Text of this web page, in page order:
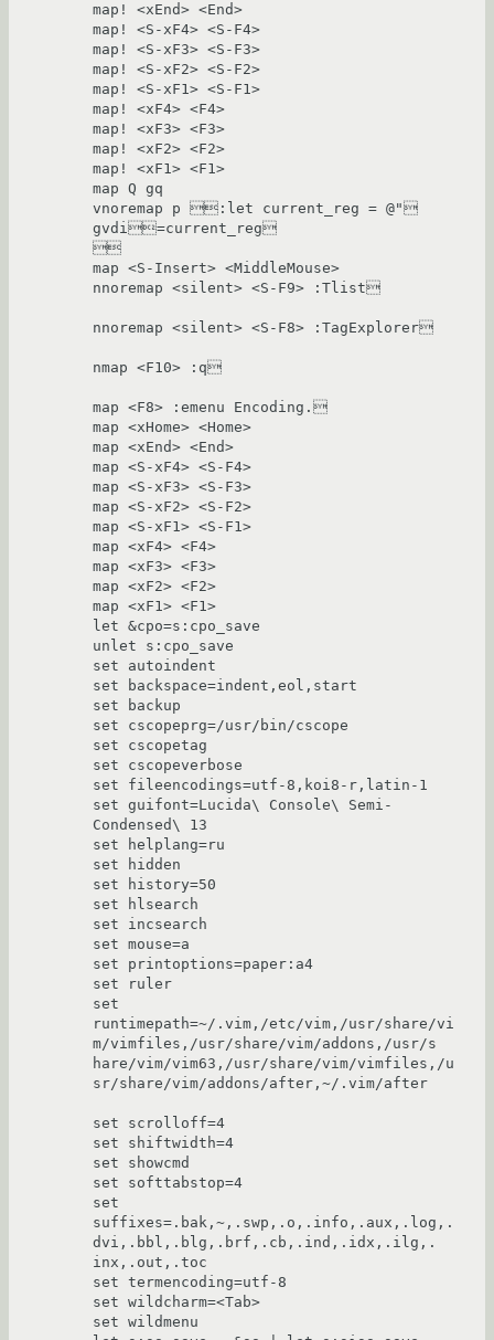
map! <xEnd> <End>
map! <S-xF4> <S-F4>
map! <S-xF3> <S-F3>
map! <S-xF2> <S-F2>
map! <S-xF1> <S-F1>
map! <xF4> <F4>
map! <xF3> <F3>
map! <xF2> <F2>
map! <xF1> <F1>
map Q gq
vnoremap p :let current_reg = @"
gvdi=current_reg

map <S-Insert> <MiddleMouse>
nnoremap <silent> <S-F9> :Tlist
nnoremap <silent> <S-F8> :TagExplorer
nmap <F10> :q
map <F8> :emenu Encoding.
map <xHome> <Home>
map <xEnd> <End>
map <S-xF4> <S-F4>
map <S-xF3> <S-F3>
map <S-xF2> <S-F2>
map <S-xF1> <S-F1>
map <xF4> <F4>
map <xF3> <F3>
map <xF2> <F2>
map <xF1> <F1>
let &cpo=s:cpo_save
unlet s:cpo_save
set autoindent
set backspace=indent,eol,start
set backup
set cscopeprg=/usr/bin/cscope
set cscopetag
set cscopeverbose
set fileencodings=utf-8,koi8-r,latin-1
set guifont=Lucida\ Console\ Semi-
Condensed\ 13
set helplang=ru
set hidden
set history=50
set hlsearch
set incsearch
set mouse=a
set printoptions=paper:a4
set ruler
set
runtimepath=~/.vim,/etc/vim,/usr/share/vi
m/vimfiles,/usr/share/vim/addons,/usr/s
hare/vim/vim63,/usr/share/vim/vimfiles,/u
sr/share/vim/addons/after,~/.vim/after
set scrolloff=4
set shiftwidth=4
set showcmd
set softtabstop=4
set
suffixes=.bak,~,.swp,.o,.info,.aux,.log,.
dvi,.bbl,.blg,.brf,.cb,.ind,.idx,.ilg,.
inx,.out,.toc
set termencoding=utf-8
set wildcharm=<Tab>
set wildmenu